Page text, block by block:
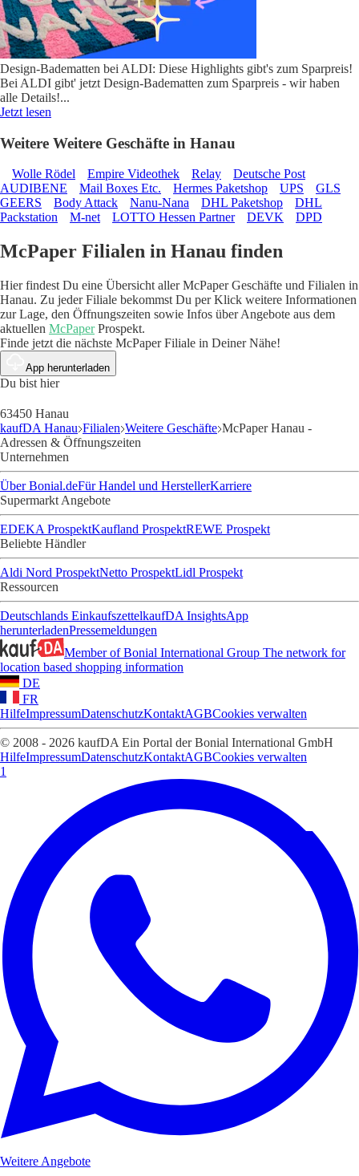
Design-Badematten bei ALDI: Diese Highlights gibt's zum Sparpreis!
Bei ALDI gibt' jetzt Design-Badematten zum Sparpreis - wir haben
alle Details!...
Jetzt lesen
Weitere Weitere Geschäfte in Hanau
Wolle Rödel Empire Videothek Relay
Deutsche Post
AUDIBENE
Mail Boxes Etc. Hermes Paketshop UPS
GLS
GEERS
Body Attack Nanu-Nana DHL Paketshop
DHL
Packstation
M-net LOTTO Hessen Partner DEVK DPD
McPaper Filialen in Hanau finden
Hier findest Du eine Übersicht aller McPaper Geschäfte und Filialen in
Hanau. Zu jeder Filiale bekommst Du per Klick weitere Informationen
zur Lage, den Öffnungszeiten sowie Infos über Angebote aus dem
aktuellen McPaperProspekt.
Finde jetzt die nächste McPaper Filiale in Deiner Nähe!
App herunterladen
Du bist hier
63450 Hanau
kaufDA Hanau Filialen Weitere Geschäfte McPaper Hanau -
Adressen & Öffnungszeiten
Unternehmen
Über Bonial.deFür Handel und HerstellerKarriere
Supermarkt Angebote
EDEKA ProspektKaufland ProspektREWE Prospekt
Beliebte Händler
Aldi Nord ProspektNetto ProspektLidl Prospekt
Ressourcen
Deutschlands EinkaufszettelkaufDA InsightsApp
herunterladenPressemeldungen
Member of Bonial International Group The network for
location based shopping information
DE
FR
HilfeImpressumDatenschutzKontaktAGBCookies verwalten
© 2008 - 2026 kaufDA Ein Portal der Bonial International GmbH
HilfeImpressumDatenschutzKontaktAGBCookies verwalten
1
Weitere Angebote